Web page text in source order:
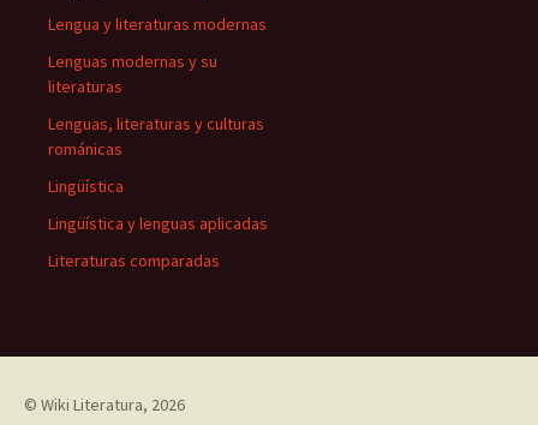
Lengua y literaturas modernas
Lenguas modernas y su
literaturas
Lenguas, literaturas y culturas
románicas
Lingüística
Lingüística y lenguas aplicadas
Literaturas comparadas
© Wiki Literatura, 2026